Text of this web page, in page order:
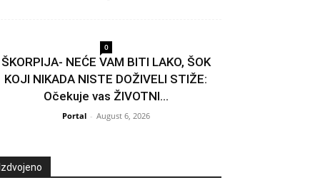
0
ŠKORPIJA- NEĆE VAM BITI LAKO, ŠOK
KOJI NIKADA NISTE DOŽIVELI STIŽE:
Očekuje vas ŽIVOTNI...
Portal - August 6, 2026
Izdvojeno